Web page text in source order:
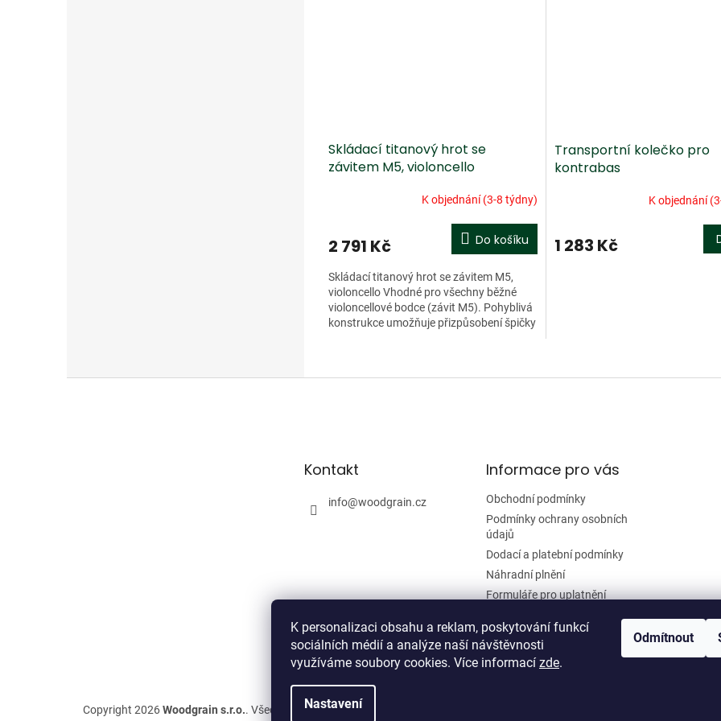
K personalizaci obsahu a reklam, poskytování funkcí
sociálních médií a analýze naší návštěvnosti
využíváme soubory cookies. Více informací zde.
Nastavení
Odmítnout
Skládací titanový hrot se
závitem M5, violoncello
K objednání (3-8 týdny)
2 791 Kč Do košíku
Skládací titanový hrot se závitem M5,
violoncello Vhodné pro všechny běžné
violoncellové bodce (závit M5). Pohyblivá
konstrukce umožňuje přizpůsobení špičky
Transportní kolečko pro
kontrabas
K objednání
1 283 Kč
v
p
i
s
u
Kontakt
info@woodgrain.cz
Informace pro vás
Obchodní podmínky
Podmínky ochrany osobních
údajů
Dodací a platební podmínky
Náhradní plnění
Formuláře pro uplatnění
smlouvy
Moje objednávka
Copyright 2026Woodgrain s.r.o.. Všechna práva vyhrazena.